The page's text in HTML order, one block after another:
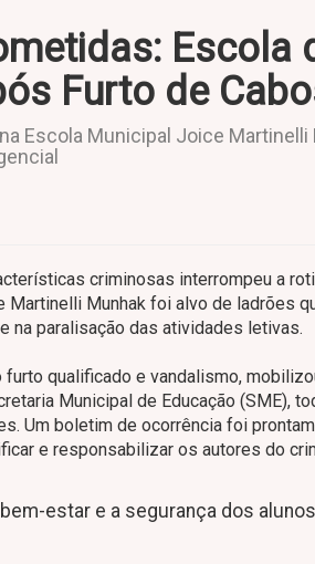
Escola
Furto de
Escola Municipal Joice
criminosas interrompeu a
Martinelli Munhak foi alvo de ladrões
e na paralisação das atividades letivas.
qualificado e vandalismo,
Municipal de Educação (SME),
Um boletim de ocorrência foi
e responsabilizar os autores do
estar e a segurança dos